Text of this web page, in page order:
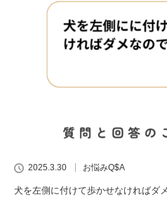
2025.3.30 お悩みQ$A
犬を左側に付けて歩かせなければダ